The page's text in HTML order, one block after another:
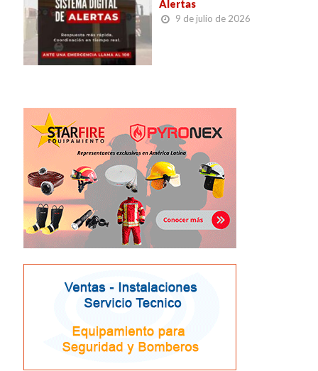
Alertas
9 de julio de 2026